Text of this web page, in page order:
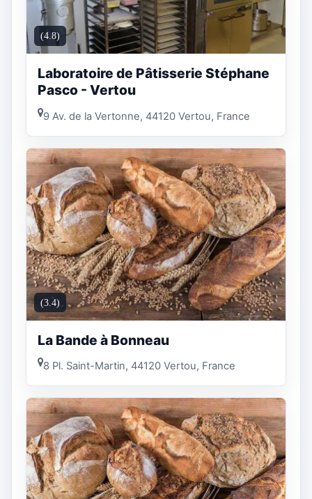
(4.8)
Laboratoire de Pâtisserie Stéphane
Pasco - Vertou
9 Av. de la Vertonne, 44120 Vertou, France
(3.4)
La Bande à Bonneau
8 Pl. Saint-Martin, 44120 Vertou, France